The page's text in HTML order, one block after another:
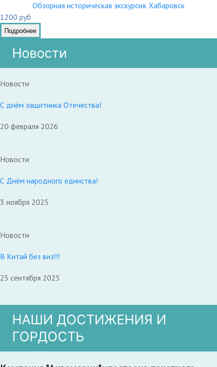
Обзорная историческая экскурсия. Хабаровск
1200 руб
Подробнее
Новости
Новости
С днём защитника Отечества!
20 февраля 2026
Новости
С Днём народного единства!
3 ноября 2025
Новости
В Китай без виз!!!
25 сентября 2025
НАШИ ДОСТИЖЕНИЯ И
ГОРДОСТЬ